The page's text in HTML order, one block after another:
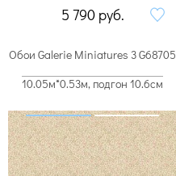
5 790 руб.
Обои Galerie Miniatures 3 G68705
10.05м*0.53м, подгон 10.6см